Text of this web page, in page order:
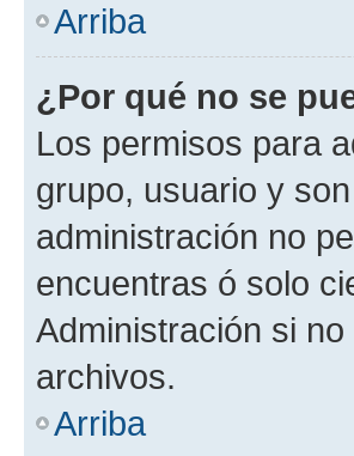
Arriba
¿Por qué no se
Los permisos para
grupo, usuario y
administración no
encuentras ó solo
Administración si
archivos.
Arriba